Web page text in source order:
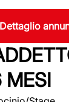
Dettaglio
MESI